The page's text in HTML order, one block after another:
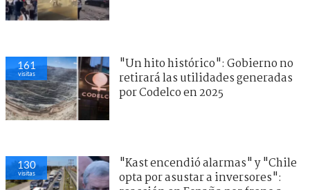
161
visitas
"Un hito histórico": Gobierno no
retirará las utilidades generadas
por Codelco en 2025
130
visitas
"Kast encendió alarmas" y "Chile
opta por asustar a inversores":